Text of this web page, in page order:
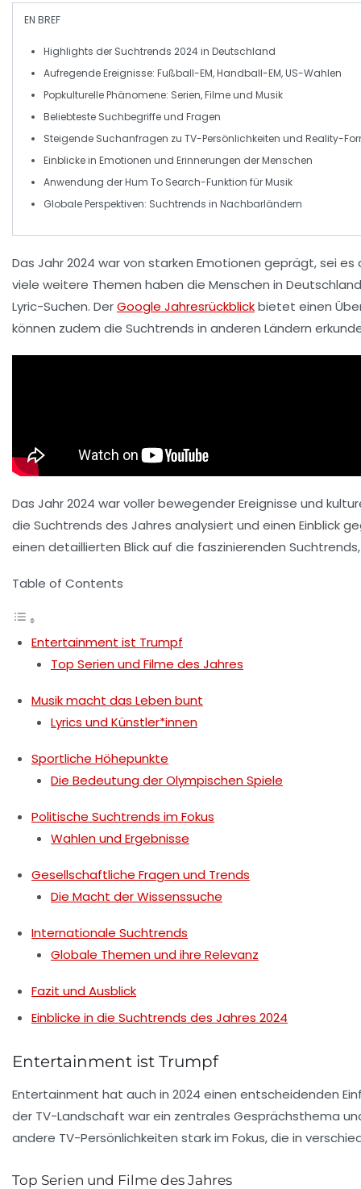
EN BREF
Highlights der Suchtrends 2024 in Deutschland
Aufregende Ereignisse: Fußball-EM,Handball-EM,US-Wahlen
Popkulturelle Phänomene: Serien,Filmeund Musik
Beliebteste Suchbegriffeund Fragen
Steigende Suchanfragen zu TV-Persönlichkeiten und Reality-
Einblicke in Emotionen und Erinnerungen der Menschen
Anwendung derHum To Search-Funktion für Musik
Globale Perspektiven: Suchtrends in Nachbarländern
Das Jahr 2024 war von starken Emotionen geprägt, sei
viele weitere Themen haben die Menschen in
Lyric-Suchen. DerGoogle Jahresrückblickbietet einen
können zudem die Suchtrends in anderen Ländern
Das Jahr 2024 war voller bewegender Ereignisse und
die Suchtrends des Jahres analysiert und einen Einblick
einen detaillierten Blick auf die faszinierenden
Table of Contents
Entertainment ist Trumpf
Top Serien und Filme des Jahres
Musik macht das Leben bunt
Lyrics und Künstler*innen
Sportliche Höhepunkte
Die Bedeutung der Olympischen Spiele
Politische Suchtrends im Fokus
Wahlen und Ergebnisse
Gesellschaftliche Fragen und Trends
Die Macht der Wissenssuche
Internationale Suchtrends
Globale Themen und ihre Relevanz
Fazit und Ausblick
Einblicke in die Suchtrends des Jahres 2024
Entertainment ist Trumpf
Entertainment hat auch in 2024 einen entscheidenden
der TV-Landschaft war ein zentrales Gesprächsthema
andere TV-Persönlichkeiten stark im Fokus, die in
Top Serien und Filme des Jahres